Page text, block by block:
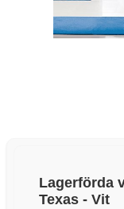
Lagerförda
Texas - Vit